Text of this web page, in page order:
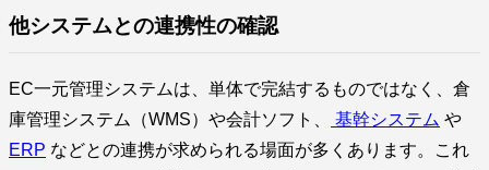
他システムとの連携性の確認
EC一元管理システムは、単体で完結するものではなく、倉
庫管理システム（WMS）や会計ソフト、
基幹システム や
ERP などとの連携が求められる場面が多くあります。これ